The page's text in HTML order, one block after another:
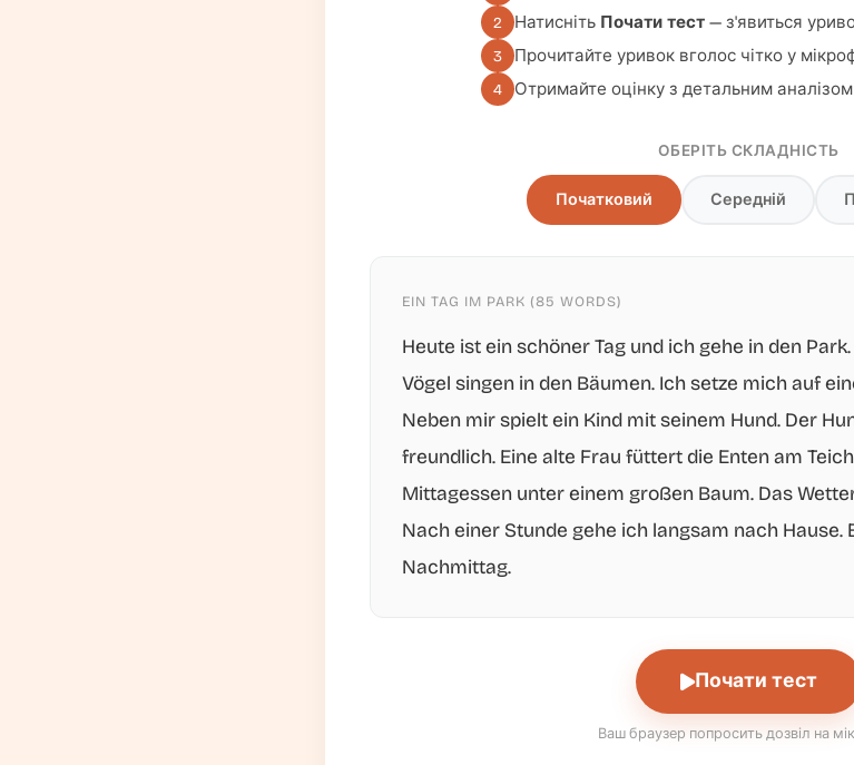
2 Натисніть Почати тест — з'явиться
3 Прочитайте уривок вголос чітко у
4 Отримайте оцінку з детальним
ОБЕРІТЬ СКЛАДНІСТЬ
Початковий Середній
EIN TAG IM PARK (85 WORDS)
Heute ist ein schöner Tag und ich gehe in den
Vögel singen in den Bäumen. Ich setze mich auf
Neben mir spielt ein Kind mit seinem Hund. Der
freundlich. Eine alte Frau füttert die Enten am
Mittagessen unter einem großen Baum. Das
Nach einer Stunde gehe ich langsam nach
Nachmittag.
Почати тест
Ваш браузер попросить дозвіл на